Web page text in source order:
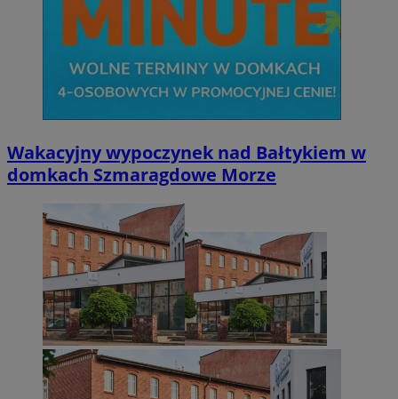
Wakacyjny wypoczynek nad Bałtykiem w
domkach Szmaragdowe Morze